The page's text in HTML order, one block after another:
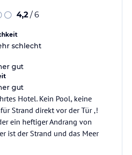
4,2 / 6
schlecht
gut
gut
Hotel. Kein Pool, keine
Strand direkt vor der Tür ,!
ein heftiger Andrang von
ist der Strand und das Meer